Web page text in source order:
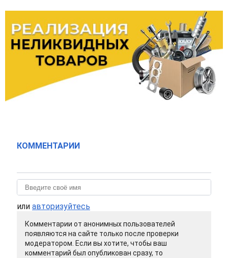
КОММЕНТАРИИ
или авторизуйтесь
Комментарии от анонимных пользователей
появляются на сайте только после проверки
модератором. Если вы хотите, чтобы ваш
комментарий был опубликован сразу, то